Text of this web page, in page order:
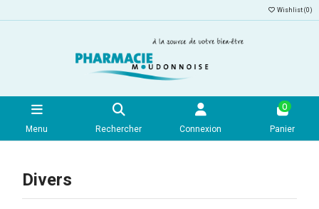
Wishlist (0)
Menu Rechercher Connexion
0
Panier
Divers